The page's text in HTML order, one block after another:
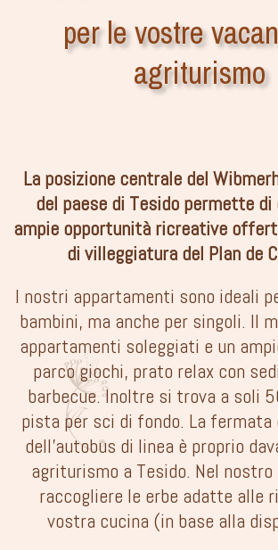
per le vostre
agriturismo
La posizione centrale del
del paese di Tesido permette di
ampie opportunità ricreative
di villeggiatura del Plan de
I nostri appartamenti sono ideali
bambini, ma anche per singoli. Il
appartamenti soleggiati e un
parco giochi, prato relax con
barbecue. Inoltre si trova a soli
pista per sci di fondo. La fermata
dell’autobus di linea è proprio
agriturismo a Tesido. Nel
raccogliere le erbe adatte alle
vostra cucina (in base alla